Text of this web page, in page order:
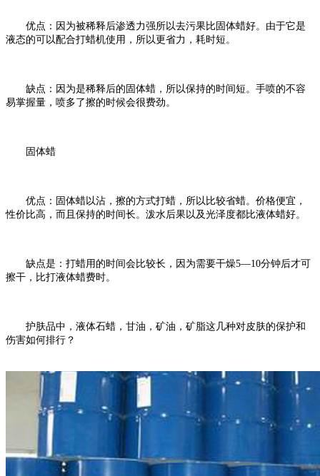
优点：因为被稀释后渗透力强所以去污果比固体蜡好。由于它是
液态的可以配合打蜡机使用，所以更省力，耗时短。
缺点：因为是稀释后的固体蜡，所以保持的时间短。手喷的不容
易掌握量，喷多了擦的时候会很费劲。
固体蜡
优点：固体蜡以沾，擦的方式打蜡，所以比较省蜡。价格便宜，
性价比高，而且保持的时间长。泼水后果以及光泽度都比液体蜡好。
缺点是：打蜡用的时间会比较长，因为需要干燥5—10分钟后才可
擦干，比打液体蜡费时。
护肤品中，液体石蜡，甘油，矿油，矿脂这几种对皮肤的保护和
伤害如何排行？